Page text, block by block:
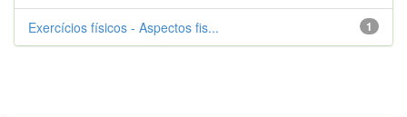
1
Exercícios físicos - Aspectos fis...